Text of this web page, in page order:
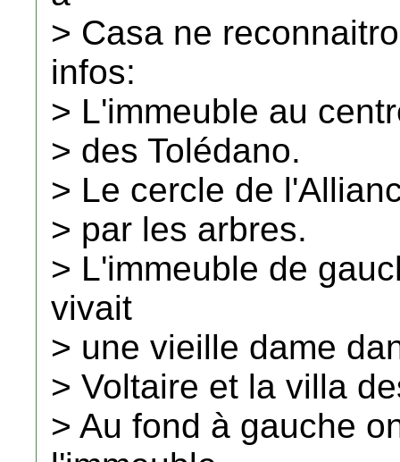
> Casa ne
infos:
> L'immeuble au
> des Tolédano.
> Le cercle de
> par les arbres.
> L'immeuble de
vivait
> une vieille dame
> Voltaire et la villa
> Au fond à gauche